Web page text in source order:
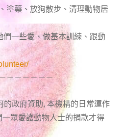
塗藥、放狗散步、清理動物居
們一些愛、做基本訓練、跟動
－－－－－－
的政府資助, 本機構的日常運作
一眾愛護動物人士的捐款才得